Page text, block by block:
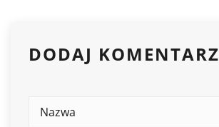
DODAJ KOMENTARZ